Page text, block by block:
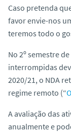
Caso pretenda
favor envie-nos
teremos todo o
No 2º semestre
interrompidas
2020/21, o NDA
regime remoto (“
A avaliação das
anualmente e